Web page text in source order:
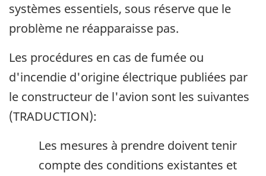
systèmes essentiels, sous réserve que le
problème ne réapparaisse pas.
Les procédures en cas de fumée ou
d'incendie d'origine électrique publiées par
le constructeur de l'avion sont les suivantes
(TRADUCTION):
Les mesures à prendre doivent tenir
compte des conditions existantes et